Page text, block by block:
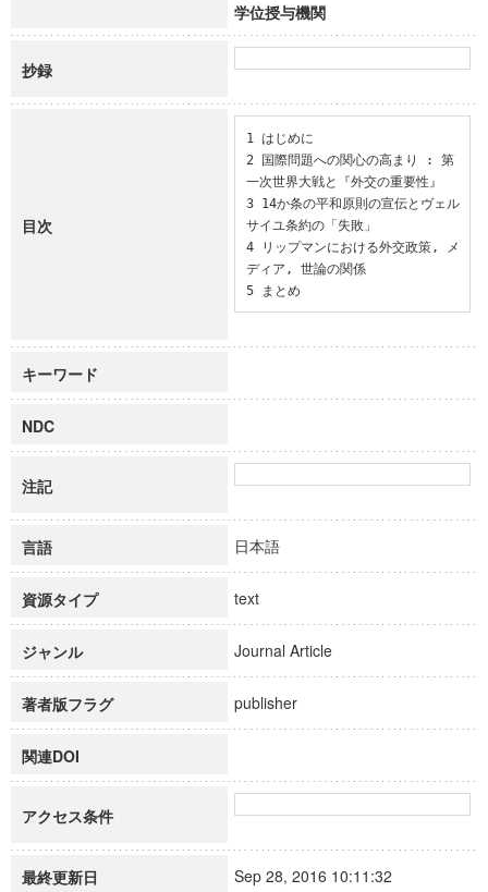
学位授与機関
抄録
目次
1 はじめに
2 国際問題への関心の高まり : 第
一次世界大戦と『外交の重要性』
3 14か条の平和原則の宣伝とヴェル
サイユ条約の「失敗」
4 リップマンにおける外交政策, メ
ディア, 世論の関係
5 まとめ
キーワード
NDC
注記
言語 日本語
資源タイプ text
ジャンル Journal Article
著者版フラグ publisher
関連DOI
アクセス条件
最終更新日 Sep 28, 2016 10:11:32